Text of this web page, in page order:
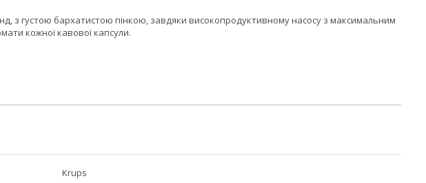
з густою бархатистою пінкою, завдяки високопродуктивному насосу з максимальним
кожної кавової капсули.
Krups